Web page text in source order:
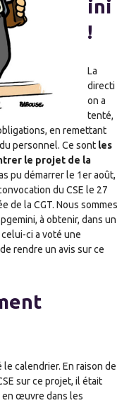
ini
!
La
directi
on a
tenté,
en remettant
personnel. Ce sont les
le projet de la
pu démarrer le 1er août,
du CSE le 27
de la CGT. Nous sommes
à obtenir, dans un
ci a voté une
rendre un avis sur ce
calendrier. En raison de
sur ce projet, il était
œuvre dans les